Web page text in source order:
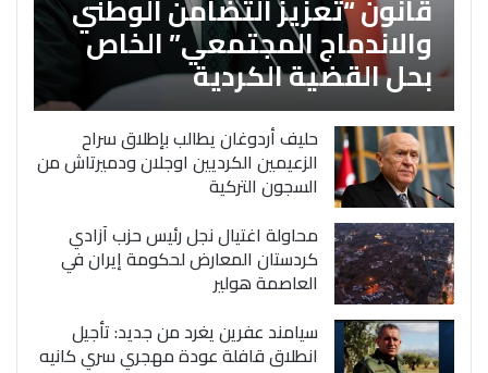
والاندماج المجتمعي” الخاص
بحل القضية الكردية
حليف أردوغان يطالب بإطلاق سراح
الزعيمين الكرديين اوجلان ودميرتاش من
السجون التركية
محاولة اغتيال نجل رئيس حزب آزادي
كردستان المعارض لحكومة إيران في
العاصمة هولير
سيامند عفرين يغرد من جديد: تأجيل
انطلاق قافلة عودة مهجري سري كانيه